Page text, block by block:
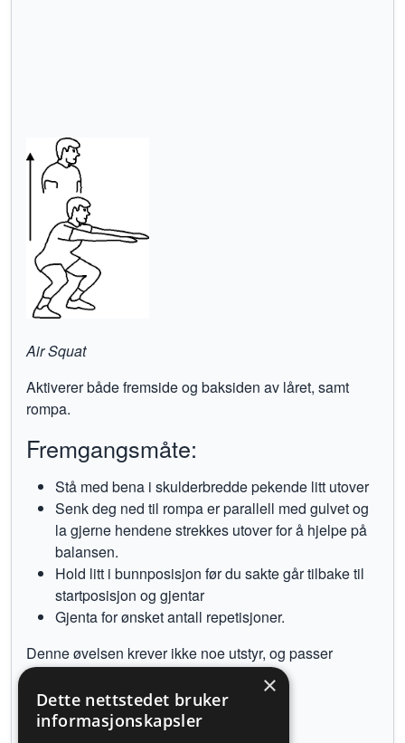
Air Squat
Aktiverer både fremside og baksiden av låret, samt
rompa.
Fremgangsmåte:
Stå med bena i skulderbredde pekende litt utover
Senk deg ned til rompa er parallell med gulvet og
la gjerne hendene strekkes utover for å hjelpe på
balansen.
Hold litt i bunnposisjon før du sakte går tilbake til
startposisjon og gjentar
Gjenta for ønsket antall repetisjoner.
Denne øvelsen krever ikke noe utstyr, og passer
perfekt for hjemmetrening.
Tilbake til øvelser
×
Dette nettstedet bruker
informasjonskapsler